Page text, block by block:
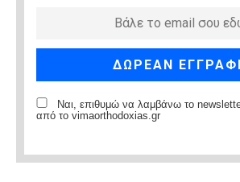
Ναι, επιθυμώ να λαμβάνω το
από το vimaorthodoxias.gr